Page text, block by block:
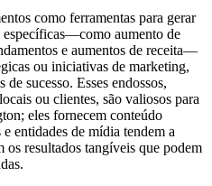
como ferramentas para gerar
aumento de
e aumentos de receita—
ou iniciativas de marketing,
sucesso. Esses endossos,
ou clientes, são valiosos para
eles fornecem conteúdo
entidades de mídia tendem a
os resultados tangíveis que podem